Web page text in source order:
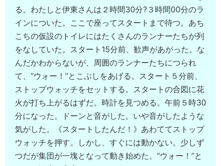
る。わたしと伊東さんは２時間30分?３時間00分のラ
インについた。ここで座ってスタートまで待つ。あち
こちの仮設のトイレにはたくさんのランナーたちが列
をなしていた。スタート15分前、歓声があがった。な
んだかわからないが、周囲のランナーたちにつられ
て、“ウォー！”とこぶしをあげる。スタート５分前、
ストップウォッチをセットする。スタートの合図に花
火が打ち上がるはずだ。時計を見つめる。午前５時30
分になった。ドーンと音がした。いや音がしたような
気がした。《スタートしたんだ！》あわててストップ
ウォッチを押す。しかし、すぐには動かない。少しず
つだが集団が一塊となって動き始めた。“ウォー！”と